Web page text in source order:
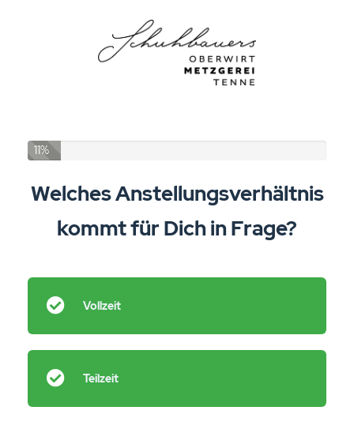
11%
Welches Anstellungsverhältnis
kommt für Dich in Frage?
Vollzeit
Teilzeit